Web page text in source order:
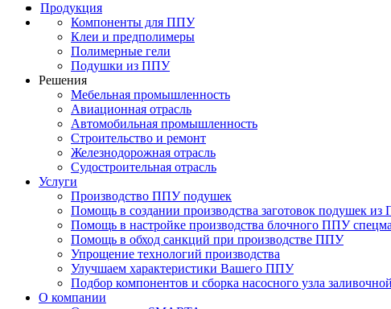
Продукция
Компоненты для ППУ
Клеи и предполимеры
Полимерные гели
Подушки из ППУ
Решения
Мебельная промышленность
Авиационная отрасль
Автомобильная промышленность
Строительство и ремонт
Железнодорожная отрасль
Судостроительная отрасль
Услуги
Производство ППУ подушек
Помощь в создании производства заготовок подушек
Помощь в настройке производства блочного ППУ
Помощь в обход санкций при производстве ППУ
Упрощение технологий производства
Улучшаем характеристики Вашего ППУ
Подбор компонентов и сборка насосного узла
О компании